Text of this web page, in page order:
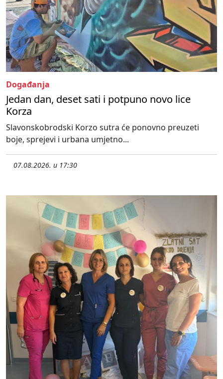
Događanja
Jedan dan, deset sati i potpuno novo lice
Korza
Slavonskobrodski Korzo sutra će ponovno preuzeti
boje, sprejevi i urbana umjetno...
07.08.2026. u 17:30